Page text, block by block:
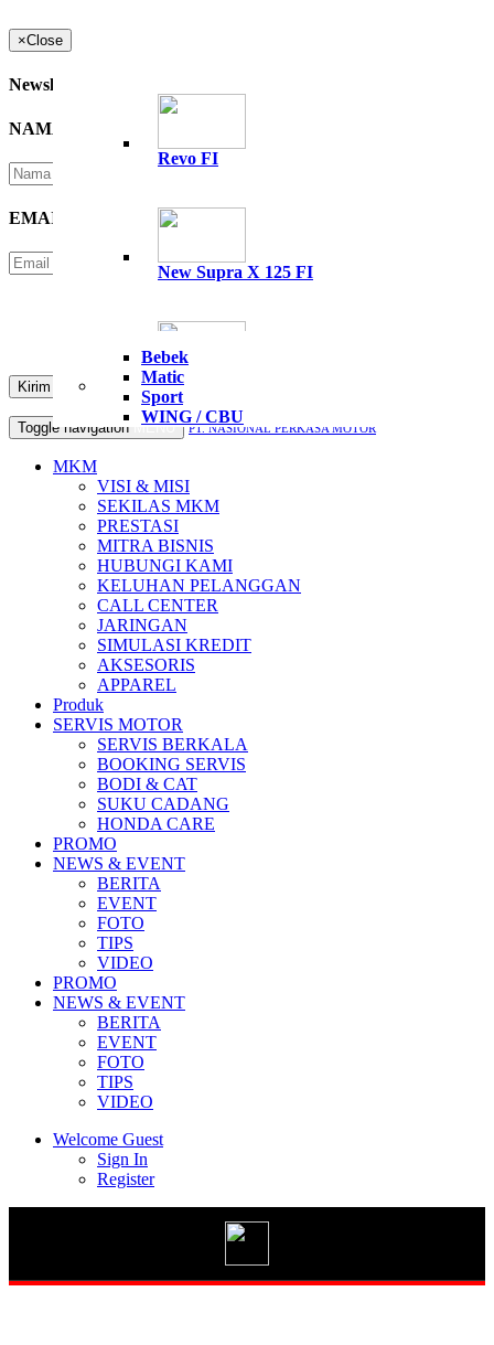
×Close
Newsletter
NAMA
EMAIL
Please Enter Security Code
Toggle navigation MENU PT. NASIONAL PERKASA MOTOR
MKM
VISI & MISI
SEKILAS MKM
PRESTASI
MITRA BISNIS
HUBUNGI KAMI
KELUHAN PELANGGAN
CALL CENTER
JARINGAN
SIMULASI KREDIT
AKSESORIS
APPAREL
Produk
Revo FI
New Supra X 125 FI
All New Supra GTR 15
All New Scoopy
VARIO 160
ADV 160
All New BeAT eSP
Bebek
Matic
Sport
WING / CBU
SERVIS MOTOR
SERVIS BERKALA
BOOKING SERVIS
BODI & CAT
SUKU CADANG
HONDA CARE
PROMO
NEWS & EVENT
BERITA
EVENT
FOTO
TIPS
VIDEO
PROMO
NEWS & EVENT
BERITA
EVENT
FOTO
TIPS
VIDEO
Welcome Guest
Sign In
Register